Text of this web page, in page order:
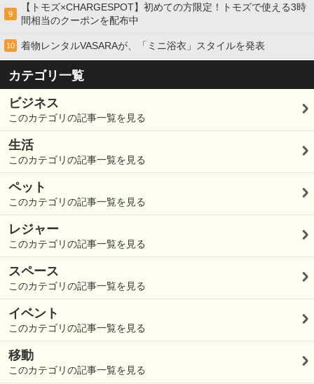
9
【トモズ×CHARGESPOT】初めての方限定！トモズで使える3時
間相当のクーポンを配布中
10 着物レンタルVASARAが、「ミニ浴衣」スタイルを発表
カテゴリ一覧
ビジネス
このカテゴリの記事一覧を見る
生活
このカテゴリの記事一覧を見る
ペット
このカテゴリの記事一覧を見る
レジャー
このカテゴリの記事一覧を見る
スペース
このカテゴリの記事一覧を見る
イベント
このカテゴリの記事一覧を見る
移動
このカテゴリの記事一覧を見る